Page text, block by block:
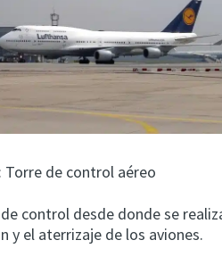
Torre de control aéreo
control desde donde se
y el aterrizaje de los aviones.